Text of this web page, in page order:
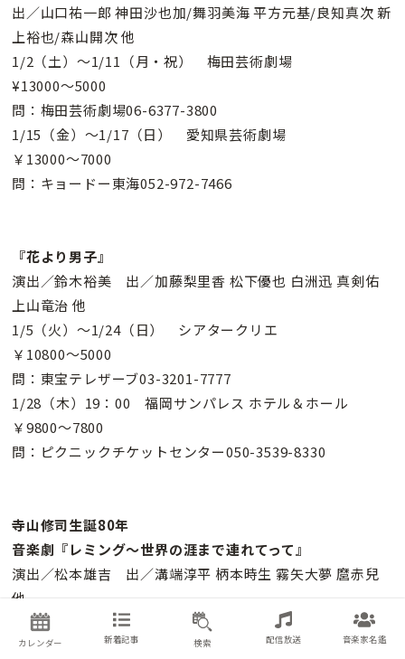
出／山口祐一郎 神田沙也加/舞羽美海 平方元基/良知真次 新
上裕也/森山開次 他
1/2（土）〜1/11（月・祝） 梅田芸術劇場
¥13000〜5000
問：梅田芸術劇場06-6377-3800
1/15（金）〜1/17（日） 愛知県芸術劇場
￥13000〜7000
問：キョードー東海052-972-7466
『花より男子』
演出／鈴木裕美 出／加藤梨里香 松下優也 白洲迅 真剣佑
上山竜治 他
1/5（火）〜1/24（日） シアタークリエ
￥10800〜5000
問：東宝テレザーブ03-3201-7777
1/28（木）19：00 福岡サンパレス ホテル＆ホール
￥9800〜7800
問：ピクニックチケットセンター050-3539-8330
寺山修司生誕80年
音楽劇『レミング〜世界の涯まで連れてって』
演出／松本雄吉 出／溝端淳平 柄本時生 霧矢大夢 麿赤兒
他
1/8（金）13：00 愛知県芸術劇場
￥9000〜7000
カレンダー 新着記事 検索 配信放送 音楽家名鑑